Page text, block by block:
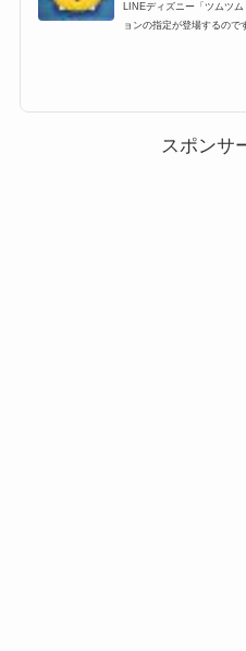
LINEディズニー「ツムツ
ョンの指定が登場するので
インデイジー ラプンツェ
スポンサ